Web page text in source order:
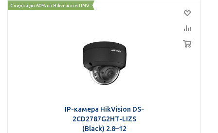
Скидки до 60% на Hikvision и UNV
IP-камера HikVision DS-
2CD2787G2HT-LIZS
(Black) 2.8–12